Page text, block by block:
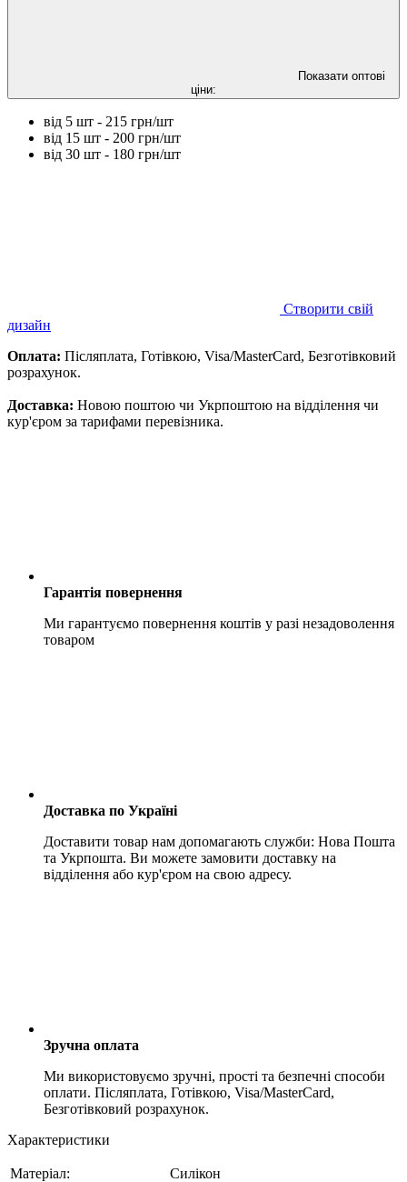
Показати оптові
ціни:
від 5 шт - 215 грн/шт
від 15 шт - 200 грн/шт
від 30 шт - 180 грн/шт
Створити свій
дизайн
Оплата: Післяплата, Готівкою, Visa/MasterCard, Безготівковий
розрахунок.
Доставка: Новою поштою чи Укрпоштою на відділення чи
кур'єром за тарифами перевізника.
Гарантія повернення
Ми гарантуємо повернення коштів у разі незадоволення
товаром
Доставка по Україні
Доставити товар нам допомагають служби: Нова Пошта
та Укрпошта. Ви можете замовити доставку на
відділення або кур'єром на свою адресу.
Зручна оплата
Ми використовуємо зручні, прості та безпечні способи
оплати. Післяплата, Готівкою, Visa/MasterCard,
Безготівковий розрахунок.
Характеристики
Матеріал:
Силікон